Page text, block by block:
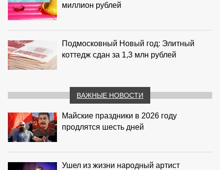
миллион рублей
Подмосковный Новый год: Элитный
коттедж сдан за 1,3 млн рублей
ВАЖНЫЕ НОВОСТИ
Майские праздники в 2026 году
продлятся шесть дней
Ушел из жизни народный артист